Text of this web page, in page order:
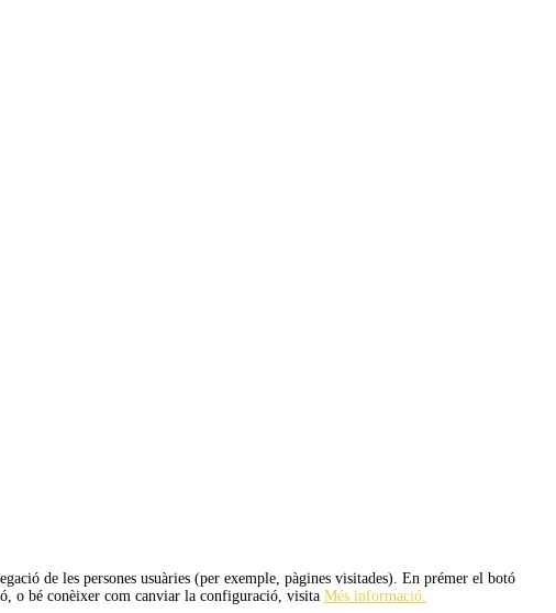
de les persones usuàries (per exemple, pàgines visitades). En prémer el botó
o bé conèixer com canviar la configuració, visita Més informació.